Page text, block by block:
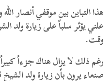
هذا التباين بين موقفي أنصار
علني يؤثر سلباً على زيارة ولد
وقت.
رغم ذلك لا يزال هناك جزءاً
صنعاء يرون بأن زيارة ولد